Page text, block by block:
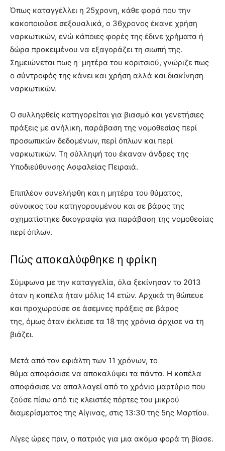
Όπως καταγγέλλει η 25χρονη, κάθε φορά που την
κακοποιούσε σεξουαλικά, ο 36χρονος έκανε χρήση
ναρκωτικών, ενώ κάποιες φορές της έδινε χρήματα ή
δώρα προκειμένου να εξαγοράζει τη σιωπή της.
Σημειώνεται πως η μητέρα του κοριτσιού, γνώριζε πως
ο σύντροφός της κάνει και χρήση αλλά και διακίνηση
ναρκωτικών.
Ο συλληφθείς κατηγορείται για βιασμό και γενετήσιες
πράξεις με ανήλικη, παράβαση της νομοθεσίας περί
προσωπικών δεδομένων, περί όπλων και περί
ναρκωτικών. Τη σύλληψή του έκαναν άνδρες της
Υποδιεύθυνσης Ασφαλείας Πειραιά.
Επιπλέον συνελήφθη και η μητέρα του θύματος,
σύνοικος του κατηγορουμένου και σε βάρος της
σχηματίστηκε δικογραφία για παράβαση της νομοθεσίας
περί όπλων.
Πώς αποκαλύφθηκε η φρίκη
Σύμφωνα με την καταγγελία, όλα ξεκίνησαν το 2013
όταν η κοπέλα ήταν μόλις 14 ετών. Αρχικά τη θώπευε
και προχωρούσε σε άσεμνες πράξεις σε βάρος
της, όμως όταν έκλεισε τα 18 της χρόνια άρχισε να τη
βιάζει.
Μετά από τον εφιάλτη των 11 χρόνων, το
θύμα αποφάσισε να αποκαλύψει τα πάντα. Η κοπέλα
αποφάσισε να απαλλαγεί από το χρόνιο μαρτύριο που
ζούσε πίσω από τις κλειστές πόρτες του μικρού
διαμερίσματος της Αίγινας, στις 13:30 της 5ης Μαρτίου.
Λίγες ώρες πριν, ο πατριός για μια ακόμα φορά τη βίασε.